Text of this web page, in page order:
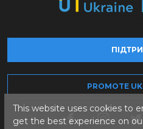
This website uses cookies to
get the best experience on
PROMOTE